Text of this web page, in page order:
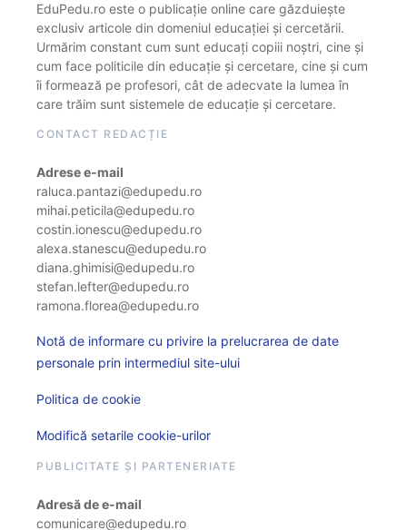
EduPedu.ro este o publicație online care găzduiește
exclusiv articole din domeniul educației și cercetării.
Urmărim constant cum sunt educați copiii noștri, cine și
cum face politicile din educație și cercetare, cine și cum
îi formează pe profesori, cât de adecvate la lumea în
care trăim sunt sistemele de educație și cercetare.
CONTACT REDACȚIE
Adrese e-mail
raluca.pantazi@edupedu.ro
mihai.peticila@edupedu.ro
costin.ionescu@edupedu.ro
alexa.stanescu@edupedu.ro
diana.ghimisi@edupedu.ro
stefan.lefter@edupedu.ro
ramona.florea@edupedu.ro
Notă de informare cu privire la prelucrarea de date
personale prin intermediul site-ului
Politica de cookie
Modifică setarile cookie-urilor
PUBLICITATE ȘI PARTENERIATE
Adresă de e-mail
comunicare@edupedu.ro